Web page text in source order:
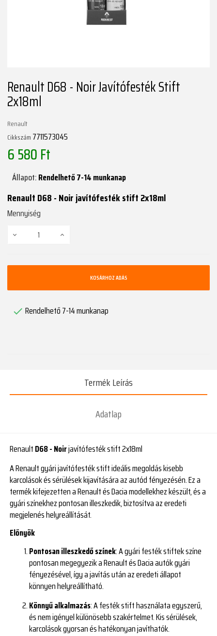
Renault D68 - Noir Javítófesték Stift
2x18ml
Renault
Cikkszám 7711573045
6 580 Ft
Állapot:Rendelhető 7-14 munkanap
Renault D68 - Noir javítófesték stift 2x18ml
Mennyiség
KOSÁRHOZ ADÁS
 Rendelhető 7-14 munkanap
Termék Leírás
Adatlap
RenaultD68 - Noirjavítófesték stift 2x18ml
A Renault gyári javítófesték stift ideális megoldás kisebb
karcolások és sérülések kijavítására az autód fényezésén. Ez a
termék kifejezetten a Renault és Dacia modellekhez készült, és a
gyári színekhez pontosan illeszkedik, biztosítva az eredeti
megjelenés helyreállítását.
Előnyök
Pontosan illeszkedő színek: A gyári festék stiftek színe
pontosan megegyezik a Renaultés Daciaautók gyári
fényezésével, így a javítás után az eredeti állapot
könnyen helyreállítható.
Könnyű alkalmazás: A festék stift használata egyszerű,
és nem igényel különösebb szakértelmet. Kis sérülések,
karcolások gyorsan és hatékonyan javíthatók.